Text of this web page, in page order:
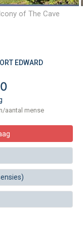
of The Cave
EDWARD
aantal mense